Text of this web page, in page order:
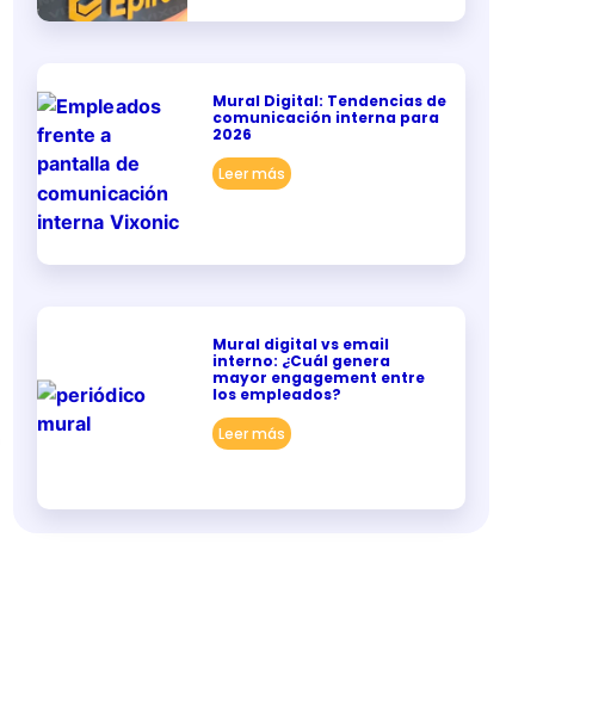
Mural Digital: Tendencias de
comunicación interna para
2026
Leer más
Mural digital vs email
interno: ¿Cuál genera
mayor engagement entre
los empleados?
Leer más